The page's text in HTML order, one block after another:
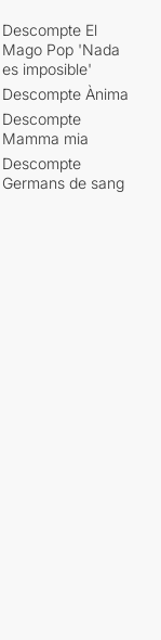
Descompte El
Mago Pop 'Nada
es imposible'
Descompte Ànima
Descompte
Mamma mia
Descompte
Germans de sang